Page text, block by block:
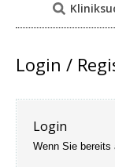
Login /
Login
Wenn Sie bereits